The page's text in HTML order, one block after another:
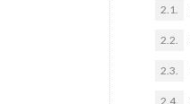
2.1.
2.2.
2.3.
2.4.